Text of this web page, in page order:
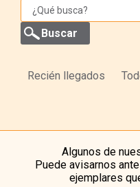
Recién llegados
Algunos de
Puede avisarnos
ejemplares